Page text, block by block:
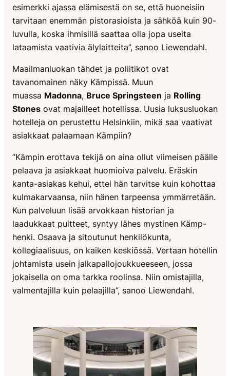
esimerkki ajassa elämisestä on se, että huoneisiin
tarvitaan enemmän pistorasioista ja sähköä kuin 90-
luvulla, koska ihmisillä saattaa olla jopa useita
lataamista vaativia älylaitteita”, sanoo Liewendahl.
Maailmanluokan tähdet ja poliitikot ovat
tavanomainen näky Kämpissä. Muun
muassa Madonna, Bruce Springsteen ja Rolling
Stones ovat majailleet hotellissa. Uusia luksusluokan
hotelleja on perustettu Helsinkiin, mikä saa vaativat
asiakkaat palaamaan Kämpiin?
”Kämpin erottava tekijä on aina ollut viimeisen päälle
pelaava ja asiakkaat huomioiva palvelu. Eräskin
kanta-asiakas kehui, ettei hän tarvitse kuin kohottaa
kulmakarvaansa, niin hänen tarpeensa ymmärretään.
Kun palveluun lisää arvokkaan historian ja
laadukkaat puitteet, syntyy lähes mystinen Kämp-
henki. Osaava ja sitoutunut henkilökunta,
kollegiaalisuus, on kaiken keskiössä. Vertaan hotellin
johtamista usein jalkapallojoukkueeseen, jossa
jokaisella on oma tarkka roolinsa. Niin omistajilla,
valmentajilla kuin pelaajilla”, sanoo Liewendahl.